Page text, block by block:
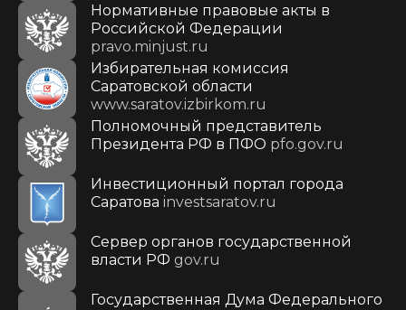
Нормативные правовые акты в
Российской Федерации
pravo.minjust.ru
Избирательная комиссия
Саратовской области
www.saratov.izbirkom.ru
Полномочный представитель
Президента РФ в ПФО pfo.gov.ru
Инвестиционный портал города
Саратова investsaratov.ru
Сервер органов государственной
власти РФ gov.ru
Государственная Дума Федерального